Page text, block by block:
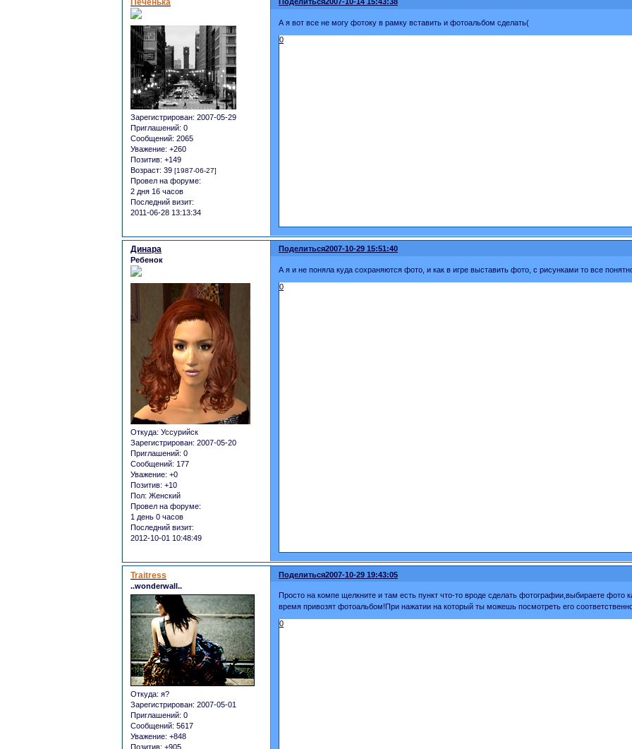
Печенька
Зарегистрирован: 2007-05-29
Приглашений: 0
Сообщений: 2065
Уважение: +260
Позитив: +149
Возраст: 39 [1987-06-27]
Провел на форуме:
2 дня 16 часов
Последний визит:
2011-06-28 13:13:34
А я вот все не могу фотоку в рамку вставить и фотоальбом сделать(
0
Поделиться2007-10-29 15:51:40
Динара
Ребенок
Откуда: Уссурийск
Зарегистрирован: 2007-05-20
Приглашений: 0
Сообщений: 177
Уважение: +0
Позитив: +10
Пол: Женский
Провел на форуме:
1 день 0 часов
Последний визит:
2012-10-01 10:48:49
А я и не поняла куда сохраняются фото, и как в игре выставить фото, с рисунками то все
0
Поделиться2007-10-29 19:43:05
Traitress
..wonderwall..
Откуда: я?
Зарегистрирован: 2007-05-01
Приглашений: 0
Сообщений: 5617
Уважение: +848
Позитив: +905
Просто на компе щелкните и там есть пункт что-то вроде сделать фотографии,выбираете фото
время привозят фотоальбом!При нажатии на который ты можешь посмотреть его
0